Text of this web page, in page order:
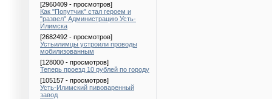
[2960409 - просмотров]
Как "Попутчик" стал героем и
"развел" Администрацию Усть-
Илимска
[2682492 - просмотров]
Устьилимцы устроили проводы
мобилизованным
[128000 - просмотров]
Теперь проезд 10 рублей по городу
[105157 - просмотров]
Усть-Илимский пивоваренный
завод